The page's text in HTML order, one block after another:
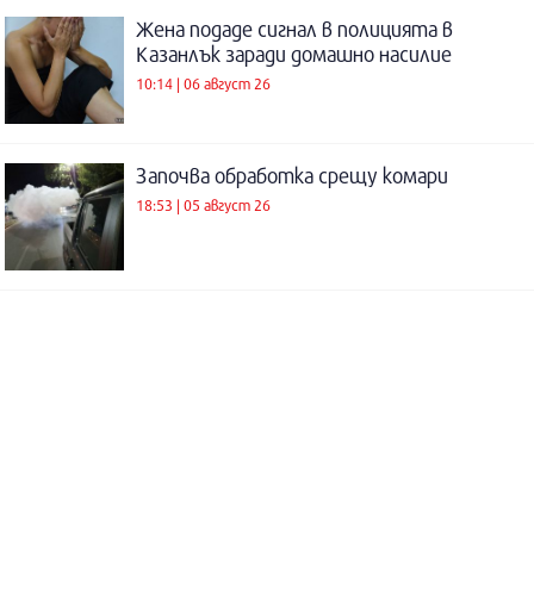
Жена подаде сигнал в полицията в
Казанлък заради домашно насилие
10:14 | 06 август 26
Започва обработка срещу комари
18:53 | 05 август 26